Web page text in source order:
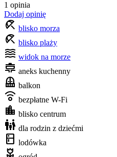
1 opinia
Dodaj opinię
beach_access blisko morza
beach_access blisko plaży
waves widok na morze
cooking aneks kuchenny
balcony balkon
nest_remote_comfort_sensor bezpłatne W-Fi
location_city blisko centrum
family_restroom dla rodzin z dziećmi
kitchen lodówka
deceased